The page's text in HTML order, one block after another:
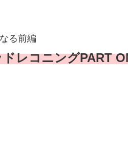
る前編
レコニングPART